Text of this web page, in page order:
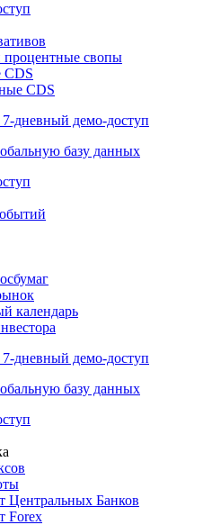
свопы
CDS
CDS
7-дневный демо-доступ
базу данных
календарь
7-дневный демо-доступ
базу данных
Центральных Банков
Forex